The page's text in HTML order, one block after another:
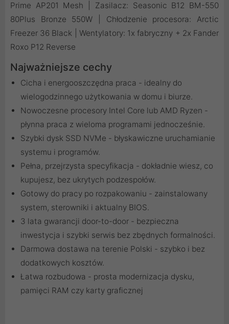
Prime AP201 Mesh | Zasilacz: Seasonic B12 BM-550
80Plus Bronze 550W | Chłodzenie procesora: Arctic
Freezer 36 Black | Wentylatory: 1x fabryczny + 2x Fander
Roxo P12 Reverse
Najważniejsze cechy
Cicha i energooszczędna praca - idealny do
wielogodzinnego użytkowania w domu i biurze.
Nowoczesne procesory Intel Core lub AMD Ryzen -
płynna praca z wieloma programami jednocześnie.
Szybki dysk SSD NVMe - błyskawiczne uruchamianie
systemu i programów.
Pełna, przejrzysta specyfikacja - dokładnie wiesz, co
kupujesz, bez ukrytych podzespołów.
Gotowy do pracy po rozpakowaniu - zainstalowany
system, sterowniki i aktualny BIOS.
3 lata gwarancji door-to-door - bezpieczna
inwestycja i szybki serwis bez zbędnych formalności.
Darmowa dostawa na terenie Polski - szybko i bez
dodatkowych kosztów.
Łatwa rozbudowa - prosta modernizacja dysku,
pamięci RAM czy karty graficznej